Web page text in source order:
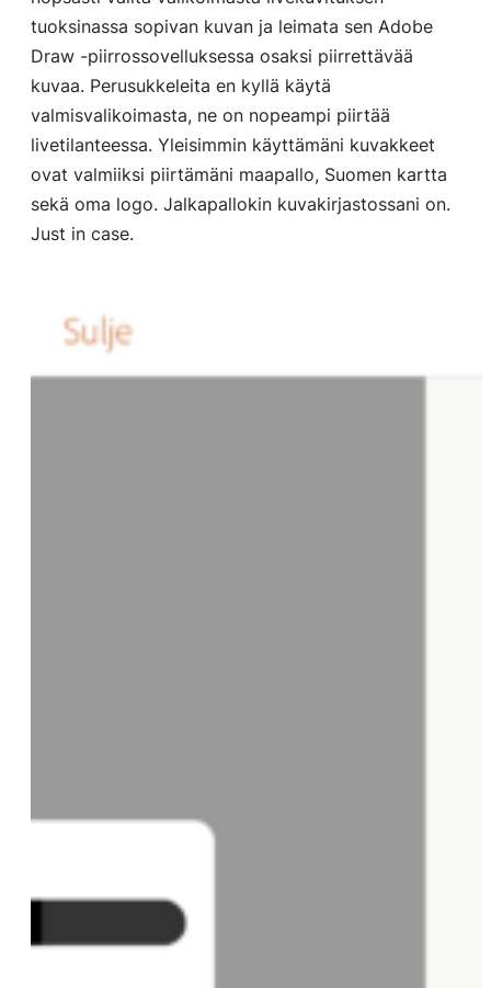
tuoksinassa sopivan kuvan ja leimata sen Adobe
Draw -piirrossovelluksessa osaksi piirrettävää
kuvaa. Perusukkeleita en kyllä käytä
valmisvalikoimasta, ne on nopeampi piirtää
livetilanteessa. Yleisimmin käyttämäni kuvakkeet
ovat valmiiksi piirtämäni maapallo, Suomen kartta
sekä oma logo. Jalkapallokin kuvakirjastossani on.
Just in case.